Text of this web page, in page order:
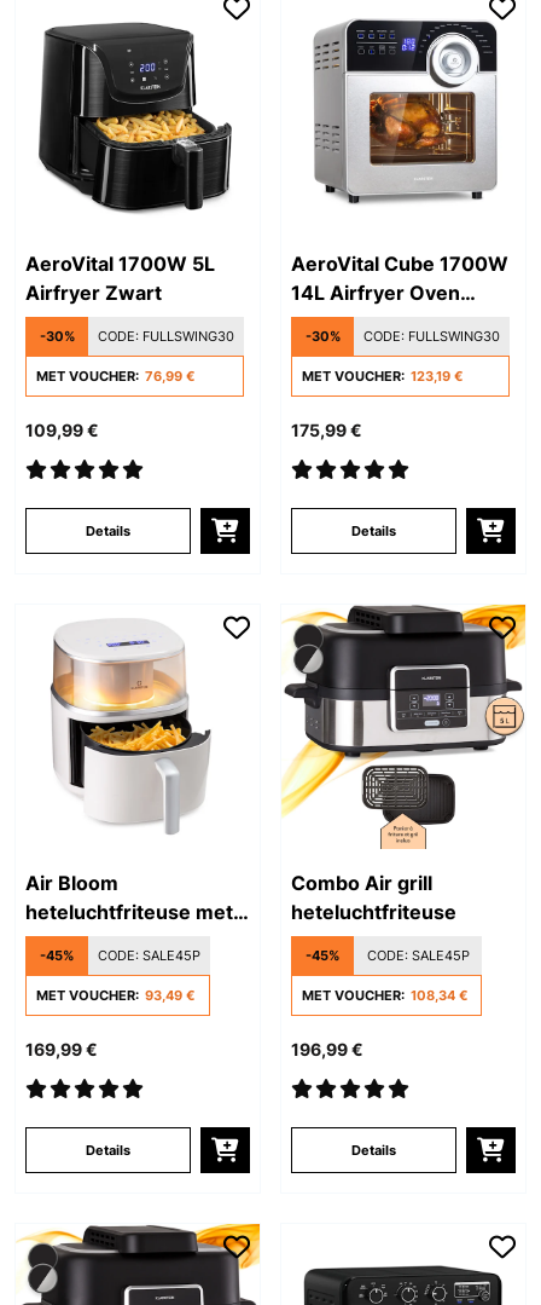
AeroVital 1700W 5L
Airfryer Zwart
-30% CODE: FULLSWING30
MET VOUCHER: 76,99 €
109,99 €
Details
AeroVital Cube 1700W
14L Airfryer Oven
Zilver
-30% CODE: FULLSWING30
MET VOUCHER: 123,19 €
175,99 €
Details
Air Bloom
heteluchtfriteuse met
stoomfunctie
-45% CODE: SALE45P
MET VOUCHER: 93,49 €
169,99 €
Details
Combo Air grill
heteluchtfriteuse
-45% CODE: SALE45P
MET VOUCHER: 108,34 €
196,99 €
Details